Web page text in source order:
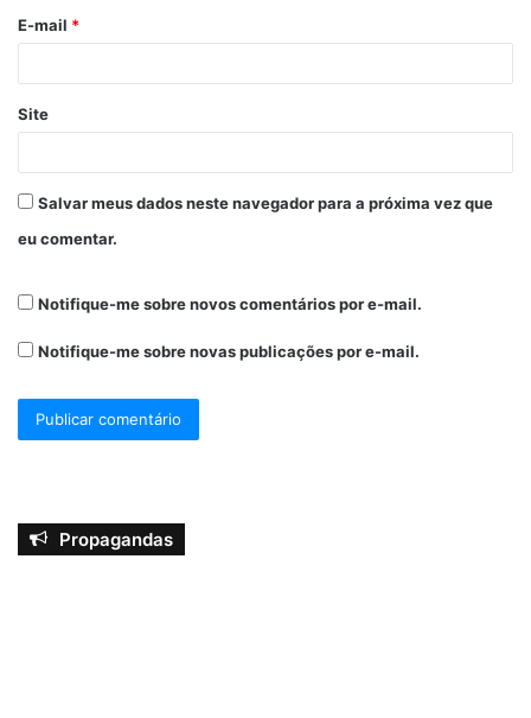
E-mail *
Site
Salvar meus dados neste navegador para a próxima vez que
eu comentar.
Notifique-me sobre novos comentários por e-mail.
Notifique-me sobre novas publicações por e-mail.
Propagandas